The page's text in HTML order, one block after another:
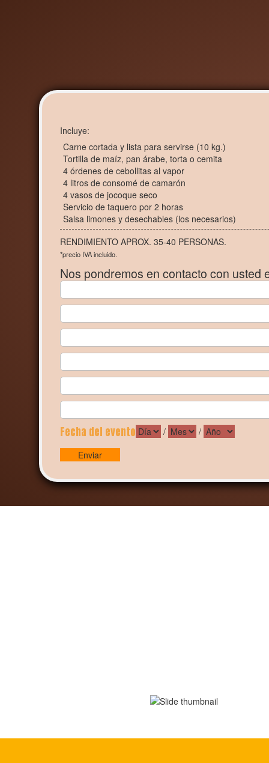
Incluye:
Carne cortada y lista para servirse (10 kg.)
Tortilla de maíz, pan árabe, torta o cemita
4 órdenes de cebollitas al vapor
4 litros de consomé de camarón
4 vasos de jocoque seco
Servicio de taquero por 2 horas
Salsa limones y desechables (los necesarios)
RENDIMIENTO APROX. 35-40 PERSONAS.
*precio IVA incluido.
Nos pondremos en contacto con usted
Fecha del evento /
/
Enviar